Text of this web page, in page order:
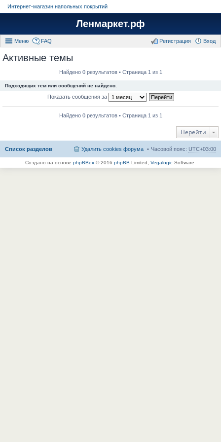
Интернет-магазин напольных покрытий
Ленмаркет.рф
Меню FAQ Вход
Регистрация
Активные темы
Найдено 0 результатов • Страница 1 из 1
Подходящих тем или сообщений не найдено.
Показать сообщения за
Найдено 0 результатов • Страница 1 из 1
Перейти
Список разделов Часовой пояс: UTC+03:00
Удалить cookies форума
Создано на основе phpBBex© 2016 phpBB Limited, VegalogicSoftware